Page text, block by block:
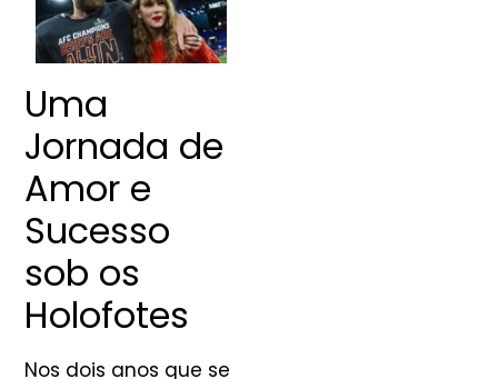
Uma
Jornada de
Amor e
Sucesso
sob os
Holofotes
Nos dois anos que se